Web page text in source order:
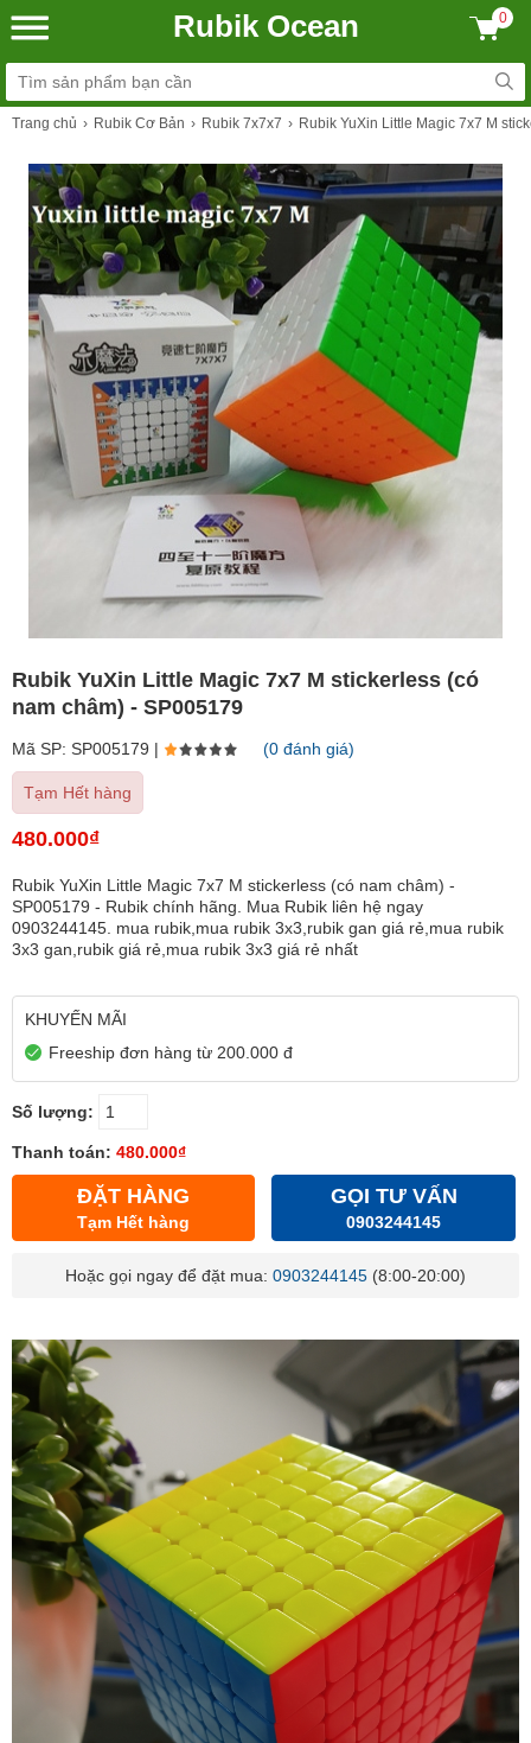
Rubik Ocean 0
Trang chủ Rubik Cơ Bản Rubik 7x7x7 Rubik YuXin Little Magic 7x7 M
Rubik YuXin Little Magic 7x7 M stickerless (có
nam châm) - SP005179
Mã SP: SP005179 | (0 đánh giá)
Tạm Hết hàng
480.000₫
Rubik YuXin Little Magic 7x7 M stickerless (có nam châm) -
SP005179 - Rubik chính hãng. Mua Rubik liên hệ ngay
0903244145. mua rubik,mua rubik 3x3,rubik gan giá rẻ,mua rubik
3x3 gan,rubik giá rẻ,mua rubik 3x3 giá rẻ nhất
KHUYẾN MÃI
Freeship đơn hàng từ 200.000 đ
Số lượng:
Thanh toán: 480.000₫
ĐẶT HÀNG
Tạm Hết hàng
GỌI TƯ VẤN
0903244145
Hoặc gọi ngay để đặt mua: 0903244145 (8:00-20:00)